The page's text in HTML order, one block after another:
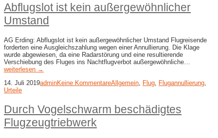
Abflugslot ist kein außergewöhnlicher
Umstand
AG Erding: Abflugslot ist kein außergewöhnlicher Umstand Flugreisende
forderten eine Ausgleichszahlung wegen einer Annullierung. Die Klage
wurde abgewiesen, da eine Radarstörung und eine resultierende
Verschiebung des Fluges ins Nachtflugverbot außergewöhnliche…
weiterlesen →
14. Juli 2019adminKeine KommentareAllgemein, Flug, Flugannullierung,
Urteile
Durch Vogelschwarm beschädigtes
Flugzeugtriebwerk